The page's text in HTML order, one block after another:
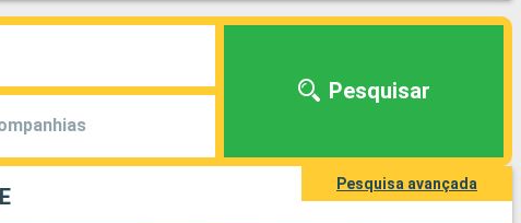
Pesquisar
Pesquisa avançada